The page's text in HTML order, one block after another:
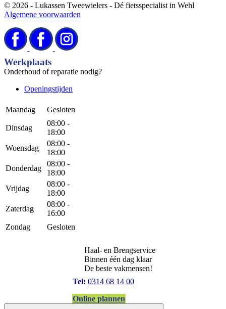
© 2026 - Lukassen Tweewielers - Dé fietsspecialist in Wehl |
Algemene voorwaarden
Werkplaats
Onderhoud of reparatie nodig?
Openingstijden
Maandag Gesloten
Dinsdag
08:00 -
18:00
Woensdag
08:00 -
18:00
Donderdag
08:00 -
18:00
Vrijdag
08:00 -
18:00
Zaterdag
08:00 -
16:00
Zondag
Gesloten
Haal- en Brengservice
Binnen één dag klaar
De beste vakmensen!
Tel: 0314 68 14 00
Online plannen